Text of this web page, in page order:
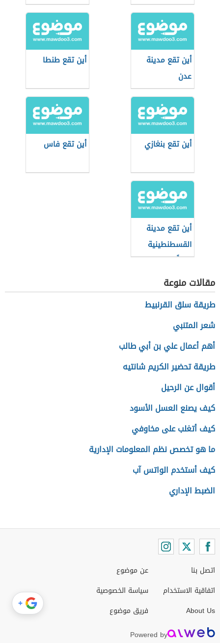
أين تقع مدينة
عدن
أين تقع طنطا
أين تقع بنغازي أين تقع فاس
أين تقع مدينة
القسطنطينية
حالياً
مقالات منوعة
طريقة سلق القرنبيط
شعر المتنبي
أهم أعمال علي بن أبي طالب
طريقة تحضير الكريم شانتيه
أقوال عن الرحيل
كيف يصنع العسل الأسود
كيف أتغلب على مخاوفي
ما هو تخصص نظم المعلومات الإدارية
كيف أستخدم الواتس آب
الضبط الإداري
اتصل بنا
اتفاقية الاستخدام
About Us
عن موضوع
سياسة الخصوصية
فريق موضوع
Powered by
+